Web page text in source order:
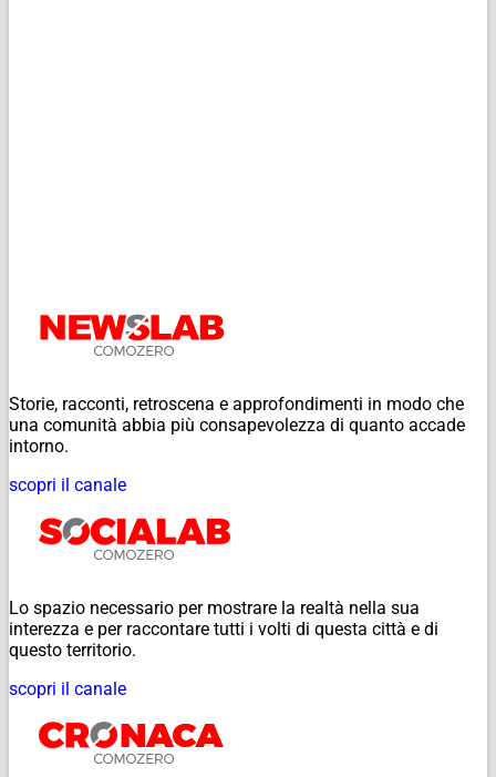
Storie, racconti, retroscena e approfondimenti in modo che
una comunità abbia più consapevolezza di quanto accade
intorno.
scopri il canale
Lo spazio necessario per mostrare la realtà nella sua
interezza e per raccontare tutti i volti di questa città e di
questo territorio.
scopri il canale